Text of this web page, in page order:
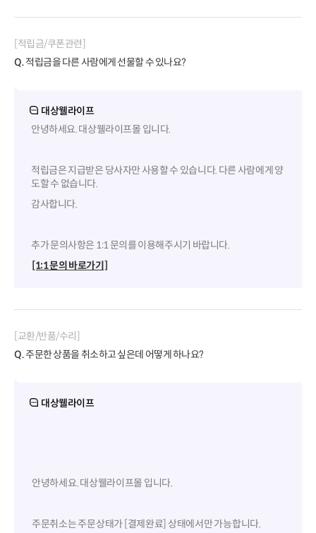
[적립금/쿠폰관련]
Q.적립금을 다른 사람에게 선물할 수 있나요?
대상웰라이프
안녕하세요. 대상웰라이프몰 입니다.
적립금은 지급받은 당사자만 사용할 수 있습니다. 다른 사람에게 양
도할 수 없습니다.
감사합니다.
추가 문의사항은 1:1 문의를 이용해주시기 바랍니다.
[1:1 문의 바로가기]
[교환/반품/수리]
Q.주문한 상품을 취소하고 싶은데 어떻게 하나요?
대상웰라이프
안녕하세요. 대상웰라이프몰 입니다.
주문취소는 주문상태가 [결제완료] 상태에서만 가능합니다.